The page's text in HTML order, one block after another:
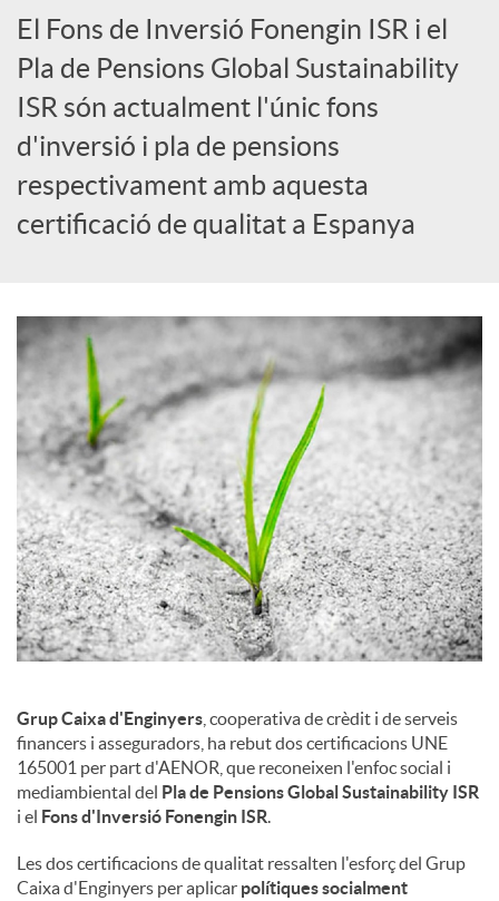
o
c
i
a
l
s
El Fons de Inversió Fonengin ISR i el
Pla de Pensions Global Sustainability
ISR són actualment l'únic fons
d'inversió i pla de pensions
respectivament amb aquesta
certificació de qualitat a Espanya
Grup Caixa d'Enginyers , cooperativa de crèdit i de serveis
financers i asseguradors, ha rebut dos certificacions UNE
165001 per part d'AENOR, que reconeixen l'enfoc social i
mediambiental del Pla de Pensions Global Sustainability ISR
i el Fons d'Inversió Fonengin ISR.
Les dos certificacions de qualitat ressalten l'esforç del Grup
Caixa d'Enginyers per aplicar polítiques socialment